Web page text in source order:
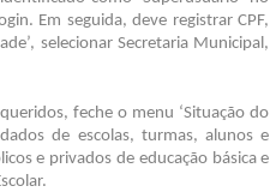
Em seguida, deve registrar CPF,
selecionar Secretaria Municipal,
feche o menu ‘Situação do
de escolas, turmas, alunos e
e privados de educação básica e